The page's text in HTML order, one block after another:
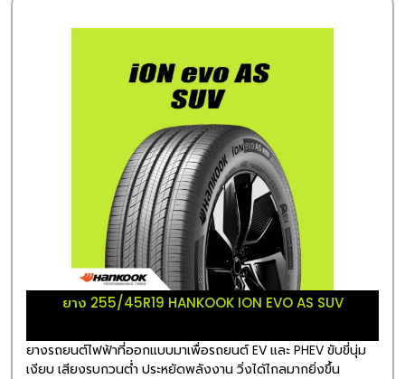
ยาง 255/45R19 HANKOOK ION EVO AS SUV
ยางรถยนต์ไฟฟ้าที่ออกแบบมาเพื่อรถยนต์ EV และ PHEV ขับขี่นุ่ม
เงียบ เสียงรบกวนต่ำ ประหยัดพลังงาน วิ่งได้ไกลมากยิ่งขึ้น